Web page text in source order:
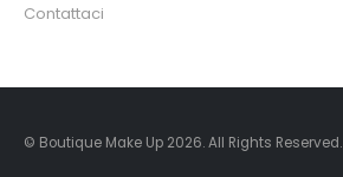
Contattaci
© Boutique Make Up 2026. All Rights Reserved.